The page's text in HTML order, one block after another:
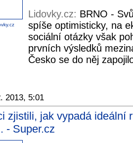
Lidovky.cz: BRNO -
spíše optimisticky, na
sociální otázky však
prvních výsledků
Česko se do něj
2013, 5:01
zjistili, jak vypadá ideální
- Super.cz